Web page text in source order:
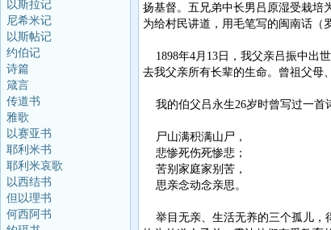
以斯拉记
尼希米记
以斯帖记
约伯记
诗篇
箴言
传道书
雅歌
以赛亚书
耶利米书
耶利米哀歌
以西结书
但以理书
何西阿书
扬基督。五兄弟中长男吕原湿受栽培
为给村民讲道，用毛笔写的闽南话（
1898年4月13日，我父亲吕振中出
去我父亲所有长辈的生命。曾祖父母
我的伯父吕永生26岁时曾写过一首
尸山满积满山尸，
悲惨死伤死惨悲；
苦别家庭家别苦，
思亲念动念亲思。
举目无亲、生活无养的三个孤儿，